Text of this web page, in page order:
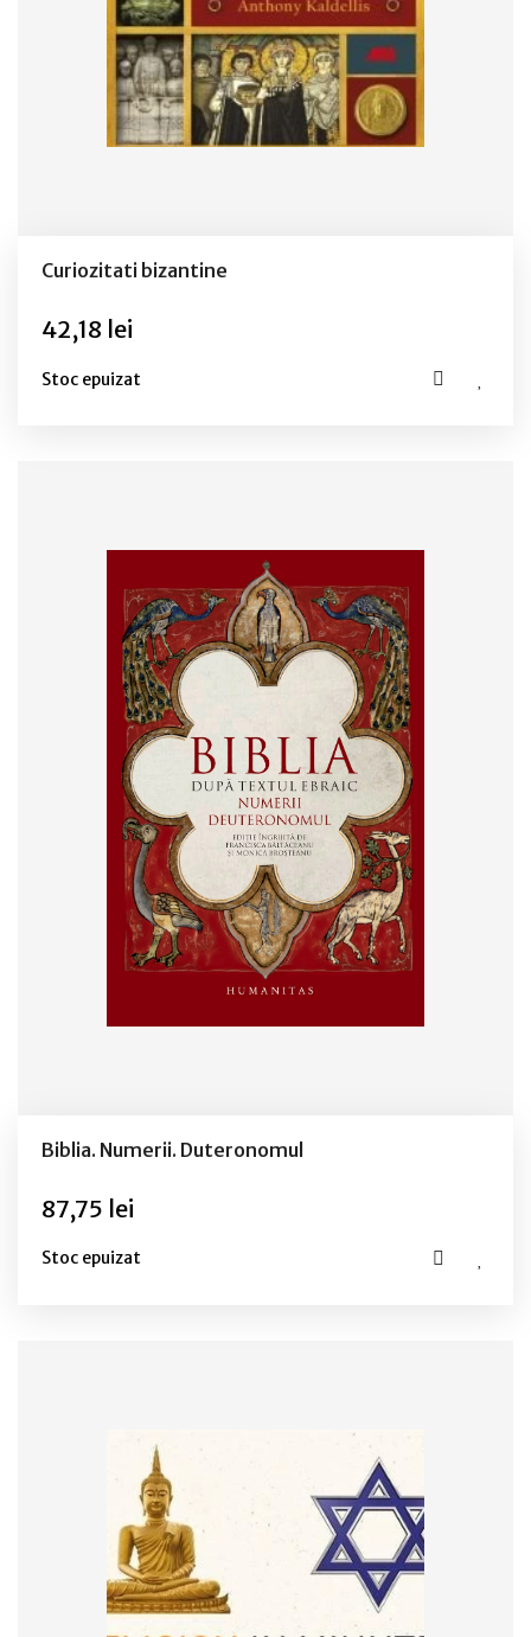
Curiozitati bizantine
42,18 lei
Stoc epuizat
Biblia. Numerii. Duteronomul
87,75 lei
Stoc epuizat